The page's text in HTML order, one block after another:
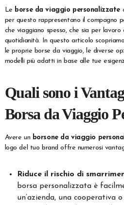
Le borse da viaggio personalizzate
per questo rappresentano il compagno
che viaggiano spesso, che sia per
quotidianità. In questo articolo
le proprie borse da viaggio, le diverse
modelli più adatti in base alle tue
Quali sono i
Borsa da Viaggio
Avere un borsone da viaggio
logo del tuo brand offre numerosi
Riduce il rischio di
borsa personalizzata è
un’azienda, una cooperativa